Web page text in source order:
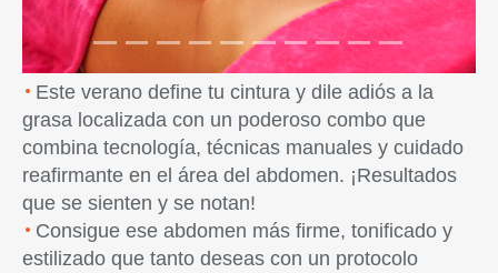
Este verano define tu cintura y dile adiós a la
grasa localizada con un poderoso combo que
combina tecnología, técnicas manuales y cuidado
reafirmante en el área del abdomen. ¡Resultados
que se sienten y se notan!
Consigue ese abdomen más firme, tonificado y
estilizado que tanto deseas con un protocolo